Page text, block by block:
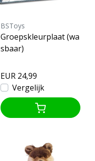
BSToys
Groepskleurplaat (wa
sbaar)
EUR 24,99
Vergelijk